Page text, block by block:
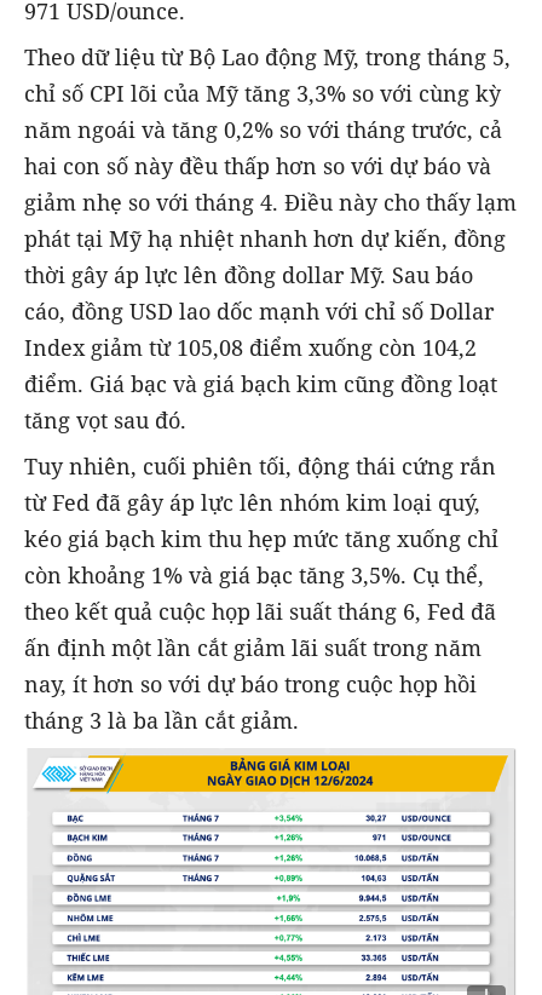
971 USD/ounce.
Theo dữ liệu từ Bộ Lao động Mỹ, trong tháng 5,
chỉ số CPI lõi của Mỹ tăng 3,3% so với cùng kỳ
năm ngoái và tăng 0,2% so với tháng trước, cả
hai con số này đều thấp hơn so với dự báo và
giảm nhẹ so với tháng 4. Điều này cho thấy lạm
phát tại Mỹ hạ nhiệt nhanh hơn dự kiến, đồng
thời gây áp lực lên đồng dollar Mỹ. Sau báo
cáo, đồng USD lao dốc mạnh với chỉ số Dollar
Index giảm từ 105,08 điểm xuống còn 104,2
điểm. Giá bạc và giá bạch kim cũng đồng loạt
tăng vọt sau đó.
Tuy nhiên, cuối phiên tối, động thái cứng rắn
từ Fed đã gây áp lực lên nhóm kim loại quý,
kéo giá bạch kim thu hẹp mức tăng xuống chỉ
còn khoảng 1% và giá bạc tăng 3,5%. Cụ thể,
theo kết quả cuộc họp lãi suất tháng 6, Fed đã
ấn định một lần cắt giảm lãi suất trong năm
nay, ít hơn so với dự báo trong cuộc họp hồi
tháng 3 là ba lần cắt giảm.